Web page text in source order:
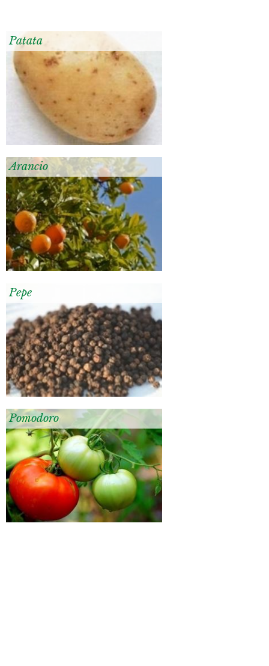
Patata
Arancio
Pepe
Pomodoro